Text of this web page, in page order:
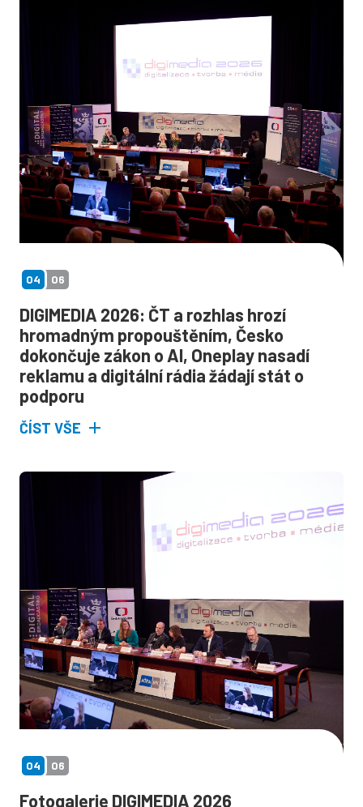
04 06
DIGIMEDIA 2026: ČT a rozhlas hrozí
hromadným propouštěním, Česko
dokončuje zákon o AI, Oneplay nasadí
reklamu a digitální rádia žádají stát o
podporu
ČÍST VŠE
04 06
Fotogalerie DIGIMEDIA 2026